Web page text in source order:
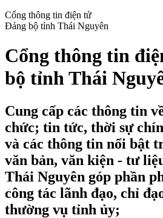
Cổng thông tin điện tử
Đảng bộ tỉnh Thái Nguyên
Cổng thông tin
bộ tỉnh Thái
Cung cấp các thông tin
chức; tin tức, thời sự
và các thông tin nổi bật
văn bản, văn kiện - tư
Thái Nguyên góp phần
công tác lãnh đạo, chỉ
thường vụ tỉnh ủy;